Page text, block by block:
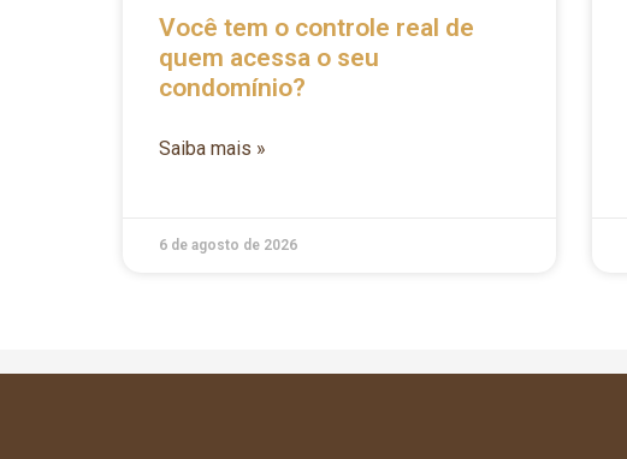
Você tem o controle real de
quem acessa o seu
condomínio?
Saiba mais »
6 de agosto de 2026